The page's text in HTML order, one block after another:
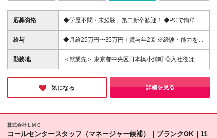
応募資格
◆学歴不問・未経験、第二新卒歓迎！ ◆PCで簡単な
文字入力ができる方 ＼1つでも当てはまれば大歓迎！
／ □ 人間関係に悩まず自分のタスクに集中したい □ 残
マネージャーに挑戦したい □ ノルマに追われる仕事は
苦手
給与
◆月給25万円〜35万円＋賞与年2回 ※経験・能力を考
慮の上、決定いたします。 ※残業代は別途全額支給い
たします。 ※試用期間3ヶ月（期間中の条件に差異な
理」「新人教育」などの経験をお持ちの方は より高
い金額からのスタートも可能です！
勤務地
＜就業先＞ 東京都中央区日本橋小網町 ◎入社後は当
社が業務を請け負っている就業先での勤務となりま
す。 ＜本社＞ 東京都豊島区南大塚2丁目22番5号
※(変更の範囲)上記を除く当社関連勤務地
気になる 詳細を見る
株式会社ＬＭＣ
コールセンタースタッフ（マネージャー候補）｜ブランクOK｜11